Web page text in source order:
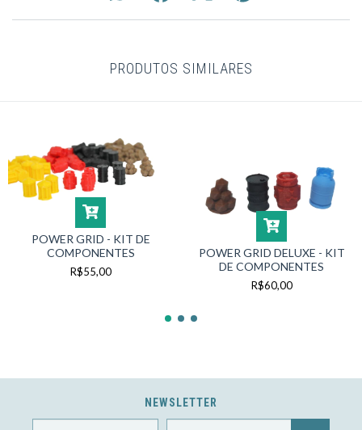
PRODUTOS SIMILARES
POWER GRID - KIT DE
COMPONENTES
R$55,00
POWER GRID DELUXE - KIT
DE COMPONENTES
R$60,00
NEWSLETTER